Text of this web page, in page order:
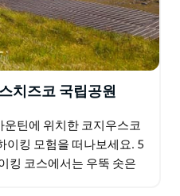
식사를 준비합니다.
치즈코 국립공원
틴에 위치한 코지우스코
이킹 모험을 떠나보세요. 5
킹 코스에서는 우뚝 솟은